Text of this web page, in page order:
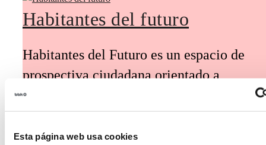
Esta página web usa cookies
Habitantes del futuro
Habitantes del Futuro es un espacio de
prospectiva ciudadana orientado a
introducir la participación de la
ciudadanía y la voz de los jóvenes en la
definición de escenarios futuros y el